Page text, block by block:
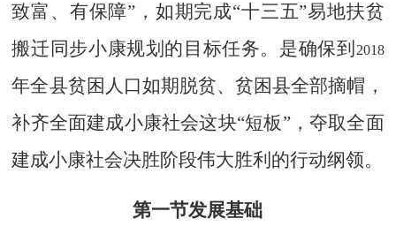
致富、有保障”，如期完成“十三五”易地扶贫
搬迁同步小康规划的目标任务。是确保到 2018
年全县贫困人口如期脱贫、贫困县全部摘帽，
补齐全面建成小康社会这块“短板”，夺取全面
建成小康社会决胜阶段伟大胜利的行动纲领。
第一节发展基础